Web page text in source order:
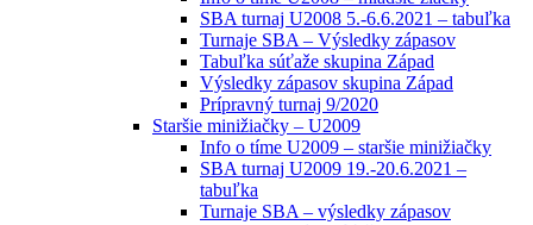
SBA turnaj U2008 5.-6.6.2021 – tabuľka
Turnaje SBA – Výsledky zápasov
Tabuľka súťaže skupina Západ
Výsledky zápasov skupina Západ
Prípravný turnaj 9/2020
Staršie minižiačky – U2009
Info o tíme U2009 – staršie minižiačky
SBA turnaj U2009 19.-20.6.2021 –
tabuľka
Turnaje SBA – výsledky zápasov